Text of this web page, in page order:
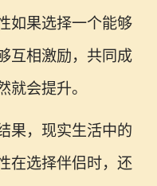
如果选择一个能够
互相激励，共同成
就会提升。
果，现实生活中的
在选择伴侣时，还